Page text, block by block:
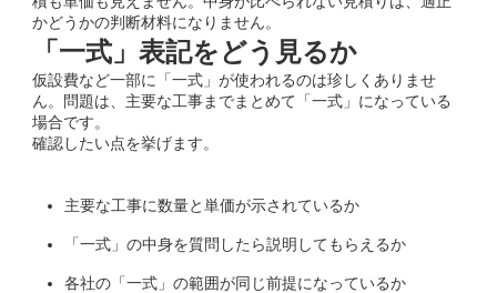
かどうかの判断材料になりません。
「一式」表記をどう見るか
仮設費など一部に「一式」が使われるのは珍しくありませ
ん。問題は、主要な工事までまとめて「一式」になっている
場合です。
確認したい点を挙げます。
主要な工事に数量と単価が示されているか
「一式」の中身を質問したら説明してもらえるか
各社の「一式」の範囲が同じ前提になっているか